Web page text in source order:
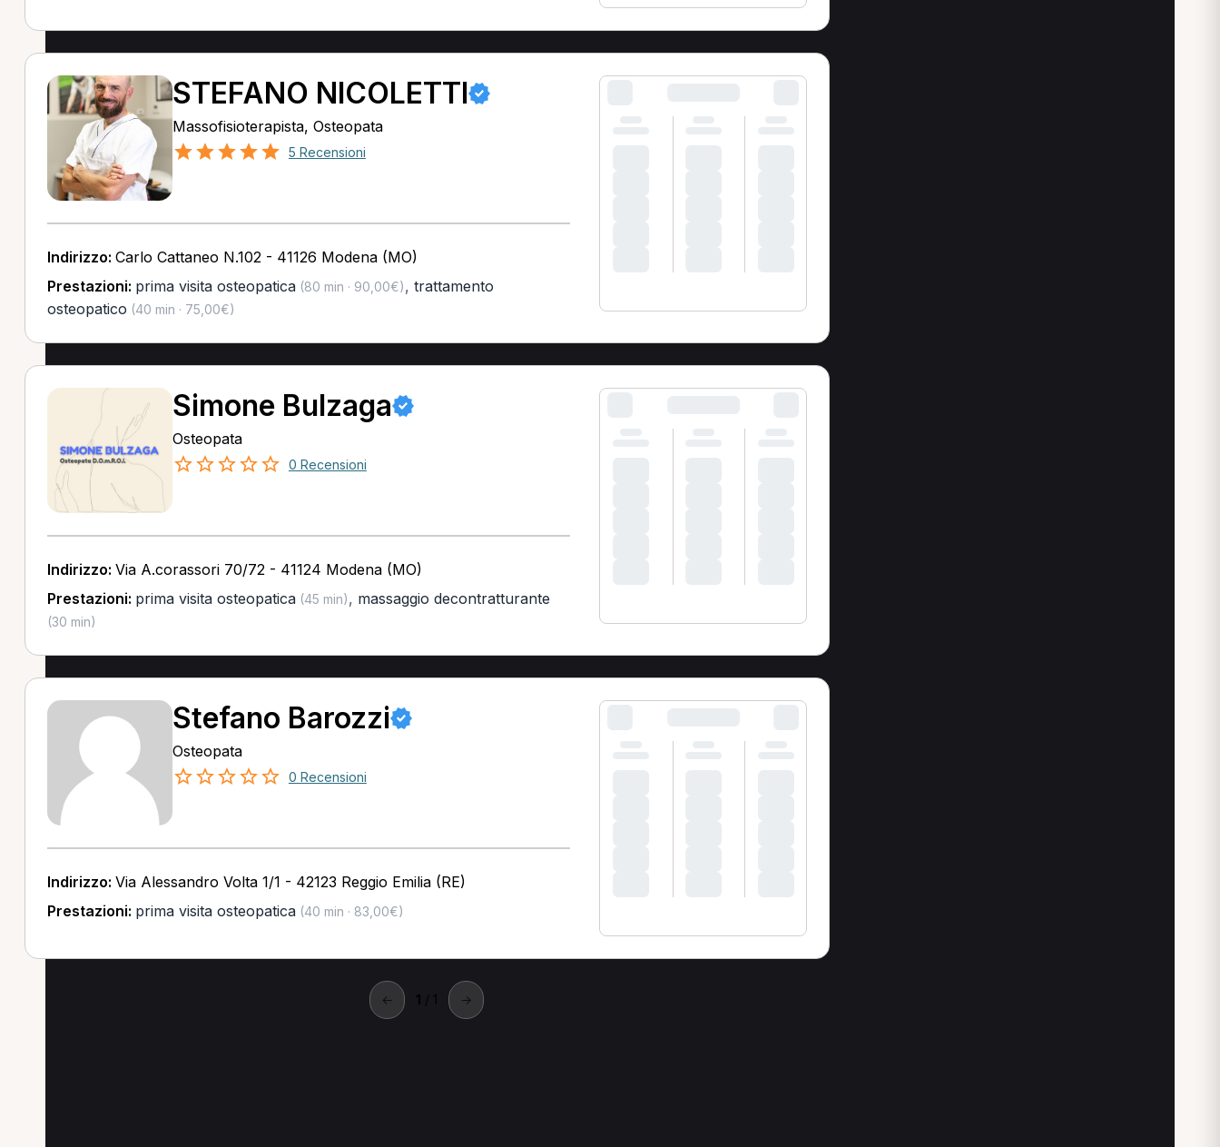
STEFANO NICOLETTI
Massofisioterapista, Osteopata
5 Recensioni
Indirizzo: Carlo Cattaneo N.102 - 41126 Modena (MO)
Prestazioni: prima visita osteopatica(80 min · 90,00€), trattamento
osteopatico (40 min · 75,00€)
Simone Bulzaga
Osteopata
0 Recensioni
Indirizzo: Via A.corassori 70/72 - 41124 Modena (MO)
Prestazioni: prima visita osteopatica(45 min), massaggio decontratturante
(30 min)
Stefano Barozzi
Osteopata
0 Recensioni
Indirizzo: Via Alessandro Volta 1/1 - 42123 Reggio Emilia (RE)
Prestazioni: prima visita osteopatica(40 min · 83,00€)
← 1 / 1 →